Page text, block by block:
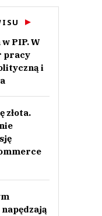
PIP. W
pracy
i
złota.